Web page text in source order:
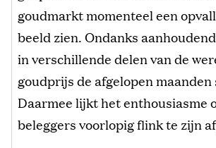
goudmarkt momenteel een
beeld zien. Ondanks
in verschillende delen van de
goudprijs de afgelopen
Daarmee lijkt het enthousiasme
beleggers voorlopig flink te zijn